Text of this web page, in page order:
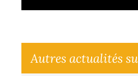
Autres actualités